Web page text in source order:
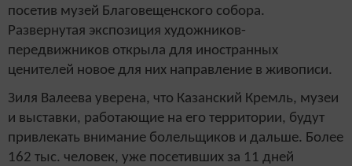
посетив музей Благовещенского собора.
Развернутая экспозиция художников-
передвижников открыла для иностранных
ценителей новое для них направление в живописи.
Зиля Валеева уверена, что Казанский Кремль, музеи
и выставки, работающие на его территории, будут
привлекать внимание болельщиков и дальше. Более
162 тыс. человек, уже посетивших за 11 дней